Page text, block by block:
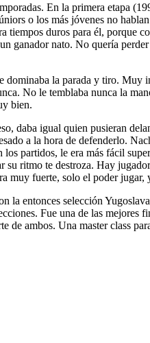
En la primera etapa
o los más jóvenes no
tiempos duros para él, porque
ganador nato. No quería
la parada y tiro.
No le temblaba nunca la
bien.
daba igual quien pusieran
a la hora de defenderlo.
partidos, le era más fácil
ritmo te destroza. Hay
fuerte, solo el poder
la entonces selección
Fue una de las
de ambos. Una master class